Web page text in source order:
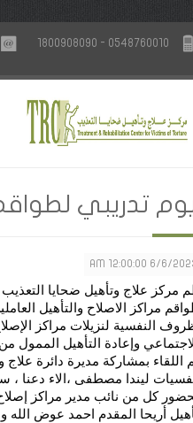
1800908090 - 0548760010
تدريبي
6/6/2023 12:00:00
النفسية لنزيلات مراكز
وإعادة التأهيل الممول
اللقاء بمشاركة مديرة دائرة
ليندا مصطفى ،الاء دعنا
كل من نائب مدير مراكز
أريحا المقدم احمد عوض الله